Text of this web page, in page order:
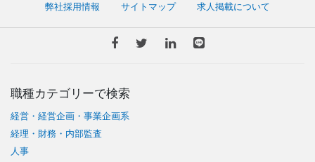
弊社採用情報
サイトマップ 求人掲載について
職種カテゴリーで検索
経営・経営企画・事業企画系
経理・財務・内部監査
人事